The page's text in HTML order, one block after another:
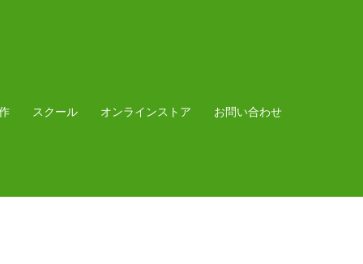
スクール オンラインストア お問い合わせ